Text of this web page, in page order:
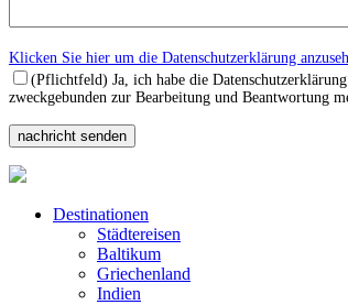
Klicken Sie hier um die Datenschutzerklärung
(Pflichtfeld) Ja, ich habe die
zweckgebunden zur Bearbeitung und Beantwortung
Destinationen
Städtereisen
Baltikum
Griechenland
Indien